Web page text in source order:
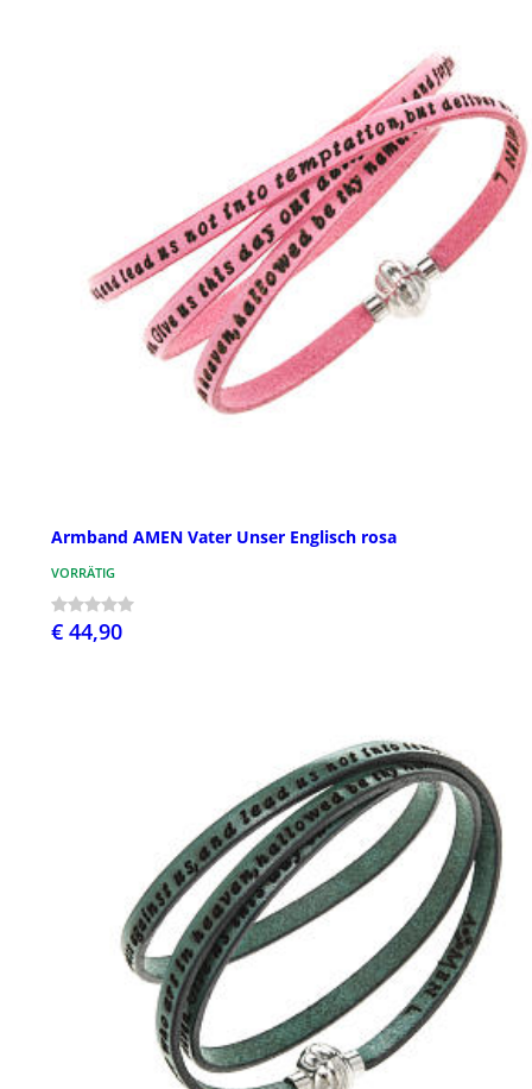
Armband AMEN Vater Unser Englisch rosa
VORRÄTIG
€ 44,90